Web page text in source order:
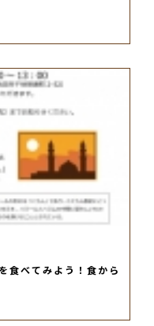
食べてみよう！食から